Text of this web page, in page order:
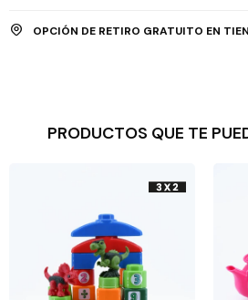
OPCIÓN DE RETIRO GRATUITO EN
PRODUCTOS QUE TE